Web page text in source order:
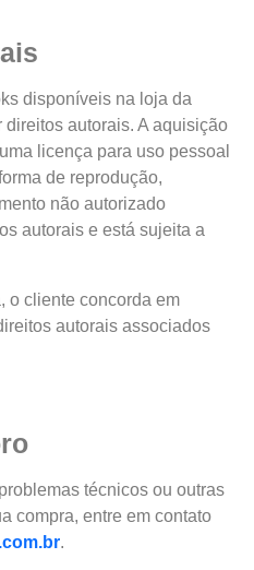
disponíveis na loja da
autorais. A aquisição
licença para uso pessoal
de reprodução,
não autorizado
autorais e está sujeita a
o cliente concorda em
autorais associados
técnicos ou outras
compra, entre em contato
.